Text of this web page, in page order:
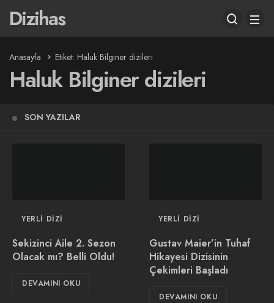
Dizihas
Anasayfa Etiket: Haluk Bilginer dizileri
Haluk Bilginer dizileri
SON YAZILAR
YERLI DIZI
Sekizinci Aile 2. Sezon
Olacak mı? Belli Oldu!
DEVAMINI OKU
YERLI DIZI
Gustav Maier’in Tuhaf
Hikayesi Dizisinin
Çekimleri Başladı
DEVAMINI OKU